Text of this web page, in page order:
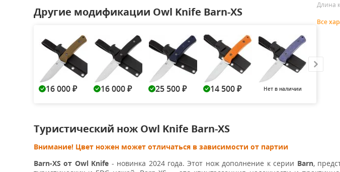
Другие модификации Owl Knife Barn-XS
16 000 ₽ 16 000 ₽ 25 500 ₽ 14 500 ₽ Нет в наличии
Длина
Все
Туристический нож Owl Knife Barn-XS
Внимание! Цвет ножен может отличаться в зависимости от партии
Barn-XS от Owl Knife - новинка 2024 года. Этот нож дополнение к серии Barn,